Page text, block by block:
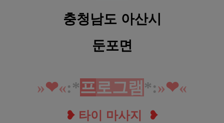
충청남도 아산시
둔포면
»❤︎«:*프로그램 *:»❤︎«
❥ 타이 마사지
❥